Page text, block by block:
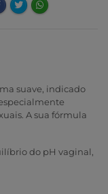
suave, indicado
A sua fórmula
do pH vaginal,